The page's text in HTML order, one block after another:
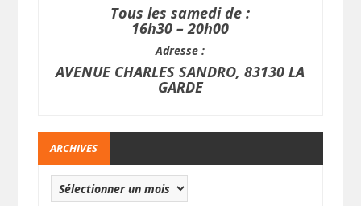
Tous les samedi de :
16h30 – 20h00
Adresse :
AVENUE CHARLES SANDRO, 83130 LA
GARDE
ARCHIVES